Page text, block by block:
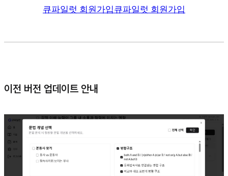
큐파일럿 회원가입큐파일럿 회원가입
이전 버전 업데이트 안내